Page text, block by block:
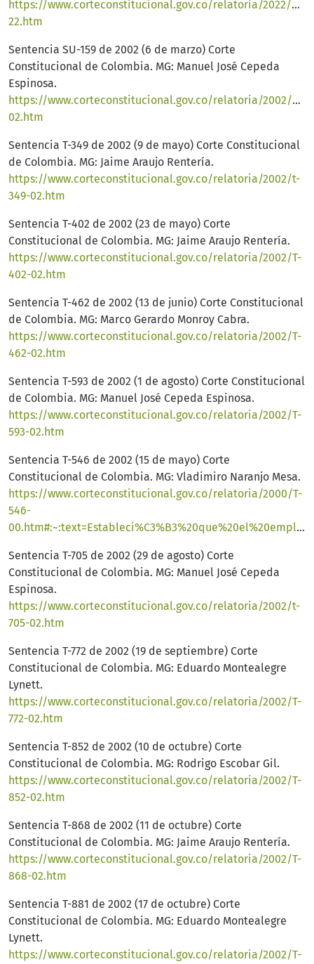
https://www.corteconstitucional.gov.co/relatoria/2022/
22.htm
Sentencia SU-159 de 2002 (6 de marzo) Corte
Constitucional de Colombia. MG: Manuel José Cepeda
Espinosa.
https://www.corteconstitucional.gov.co/relatoria/2002/
02.htm
Sentencia T-349 de 2002 (9 de mayo) Corte Constitucional
de Colombia. MG: Jaime Araujo Rentería.
https://www.corteconstitucional.gov.co/relatoria/2002/t-
349-02.htm
Sentencia T-402 de 2002 (23 de mayo) Corte
Constitucional de Colombia. MG: Jaime Araujo Rentería.
https://www.corteconstitucional.gov.co/relatoria/2002/T-
402-02.htm
Sentencia T-462 de 2002 (13 de junio) Corte Constitucional
de Colombia. MG: Marco Gerardo Monroy Cabra.
https://www.corteconstitucional.gov.co/relatoria/2002/T-
462-02.htm
Sentencia T-593 de 2002 (1 de agosto) Corte Constitucional
de Colombia. MG: Manuel José Cepeda Espinosa.
https://www.corteconstitucional.gov.co/relatoria/2002/T-
593-02.htm
Sentencia T-546 de 2002 (15 de mayo) Corte
Constitucional de Colombia. MG: Vladimiro Naranjo Mesa.
https://www.corteconstitucional.gov.co/relatoria/2000/T-
546-
00.htm#:~:text=Estableci%C3%B3%20que%20el%20empleador%20tiene,su%20contra%2C%20antes%20del%20despido
Sentencia T-705 de 2002 (29 de agosto) Corte
Constitucional de Colombia. MG: Manuel José Cepeda
Espinosa.
https://www.corteconstitucional.gov.co/relatoria/2002/t-
705-02.htm
Sentencia T-772 de 2002 (19 de septiembre) Corte
Constitucional de Colombia. MG: Eduardo Montealegre
Lynett.
https://www.corteconstitucional.gov.co/relatoria/2002/T-
772-02.htm
Sentencia T-852 de 2002 (10 de octubre) Corte
Constitucional de Colombia. MG: Rodrigo Escobar Gil.
https://www.corteconstitucional.gov.co/relatoria/2002/T-
852-02.htm
Sentencia T-868 de 2002 (11 de octubre) Corte
Constitucional de Colombia. MG: Jaime Araujo Rentería.
https://www.corteconstitucional.gov.co/relatoria/2002/T-
868-02.htm
Sentencia T-881 de 2002 (17 de octubre) Corte
Constitucional de Colombia. MG: Eduardo Montealegre
Lynett.
https://www.corteconstitucional.gov.co/relatoria/2002/T-